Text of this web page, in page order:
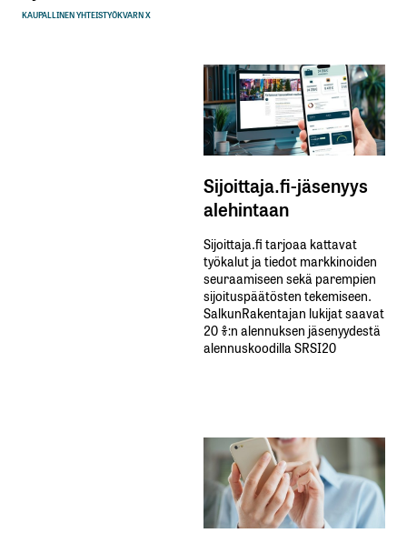
KAUPALLINEN YHTEISTYÖKVARN X
Sijoittaja.fi-jäsenyys
alehintaan
Sijoittaja.fi tarjoaa kattavat
työkalut ja tiedot markkinoiden
seuraamiseen sekä parempien
sijoituspäätösten tekemiseen.
SalkunRakentajan lukijat saavat
20 %:n alennuksen jäsenyydestä
alennuskoodilla SRSI20